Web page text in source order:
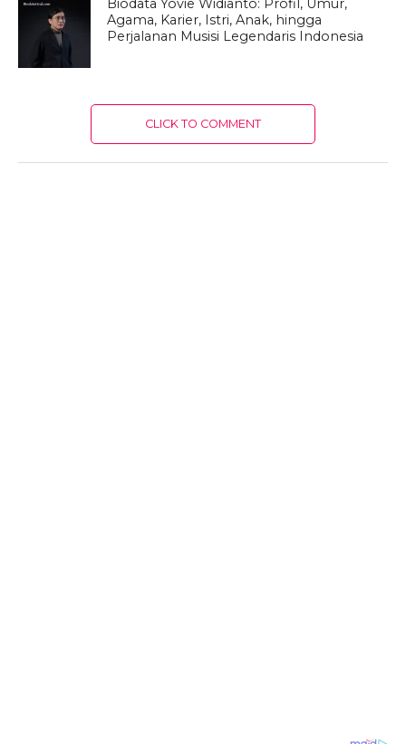
Biodata Yovie Widianto: Profil, Umur,
Agama, Karier, Istri, Anak, hingga
Perjalanan Musisi Legendaris Indonesia
CLICK TO COMMENT